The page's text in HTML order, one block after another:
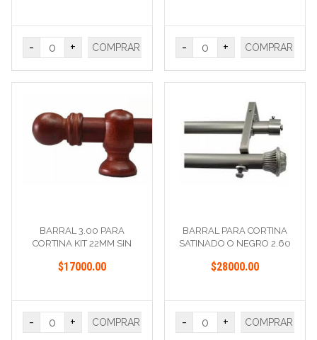
- + COMPRAR - + COMPRAR
BARRAL 3.00 PARA
CORTINA KIT 22MM SIN
$17000.00
- + COMPRAR
BARRAL PARA CORTINA
SATINADO O NEGRO 2.60
$28000.00
- + COMPRAR